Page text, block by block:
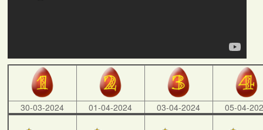
30-03-2024 01-04-2024 03-04-2024 05-04-